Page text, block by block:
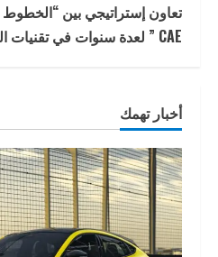
تعاون إستراتيجي بين “الخطوط
CAE ” لعدة سنوات في تقنيات التدريب
أخبار تهمك